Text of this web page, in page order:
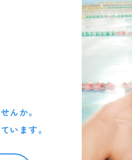
んか。
います。